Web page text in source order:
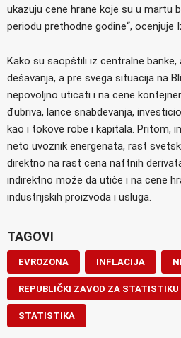
ukazuju cene hrane koje su u martu
periodu prethodne godine“, ocenjuje
Kako su saopštili iz centralne banke,
dešavanja, a pre svega situacija na
nepovoljno uticati i na cene
đubriva, lance snabdevanja,
kao i tokove robe i kapitala. Pritom,
neto uvoznik energenata, rast
direktno na rast cena naftnih
indirektno može da utiče i na cene
industrijskih proizvoda i usluga.
TAGOVI
EVROZONA INFLACIJA
REPUBLIČKI ZAVOD ZA STATISTIKU
STATISTIKA